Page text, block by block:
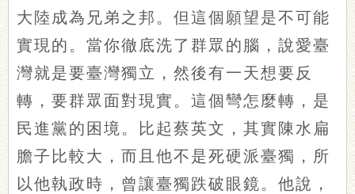
大陸成為兄弟之邦。但這個願望是不可能
實現的。當你徹底洗了群眾的腦，說愛臺
灣就是要臺灣獨立，然後有一天想要反
轉，要群眾面對現實。這個彎怎麼轉，是
民進黨的困境。比起蔡英文，其實陳水扁
膽子比較大，而且他不是死硬派臺獨，所
以他執政時，曾讓臺獨跌破眼鏡。他說，